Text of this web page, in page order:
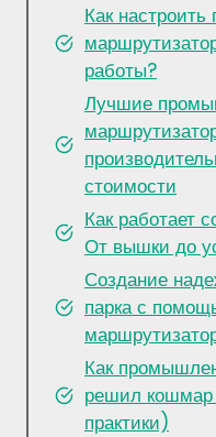
Как
работы?
Лучшие
стоимости
Как работает
От вышки до
Создание
парка с
Как
решил кошмар
практики)